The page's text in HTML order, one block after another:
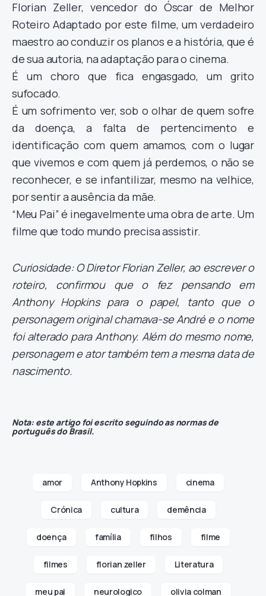
Florian Zeller, vencedor do Óscar de Melhor
Roteiro Adaptado por este filme, um verdadeiro
maestro ao conduzir os planos e a história, que é
de sua autoria, na adaptação para o cinema.
É um choro que fica engasgado, um grito
sufocado.
É um sofrimento ver, sob o olhar de quem sofre
da doença, a falta de pertencimento e
identificação com quem amamos, com o lugar
que vivemos e com quem já perdemos, o não se
reconhecer, e se infantilizar, mesmo na velhice,
por sentir a ausência da mãe.
“Meu Pai” é inegavelmente uma obra de arte. Um
filme que todo mundo precisa assistir.
Curiosidade: O Diretor Florian Zeller, ao escrever o
roteiro, confirmou que o fez pensando em
Anthony Hopkins para o papel, tanto que o
personagem original chamava-se André e o nome
foi alterado para Anthony. Além do mesmo nome,
personagem e ator também tem a mesma data de
nascimento.
Nota: este artigo foi escrito seguindo as normas de
português do Brasil.
amor Anthony Hopkins cinema
Crónica cultura demência
doença família filhos filme
filmes florian zeller Literatura
meu pai neurologico olivia colman